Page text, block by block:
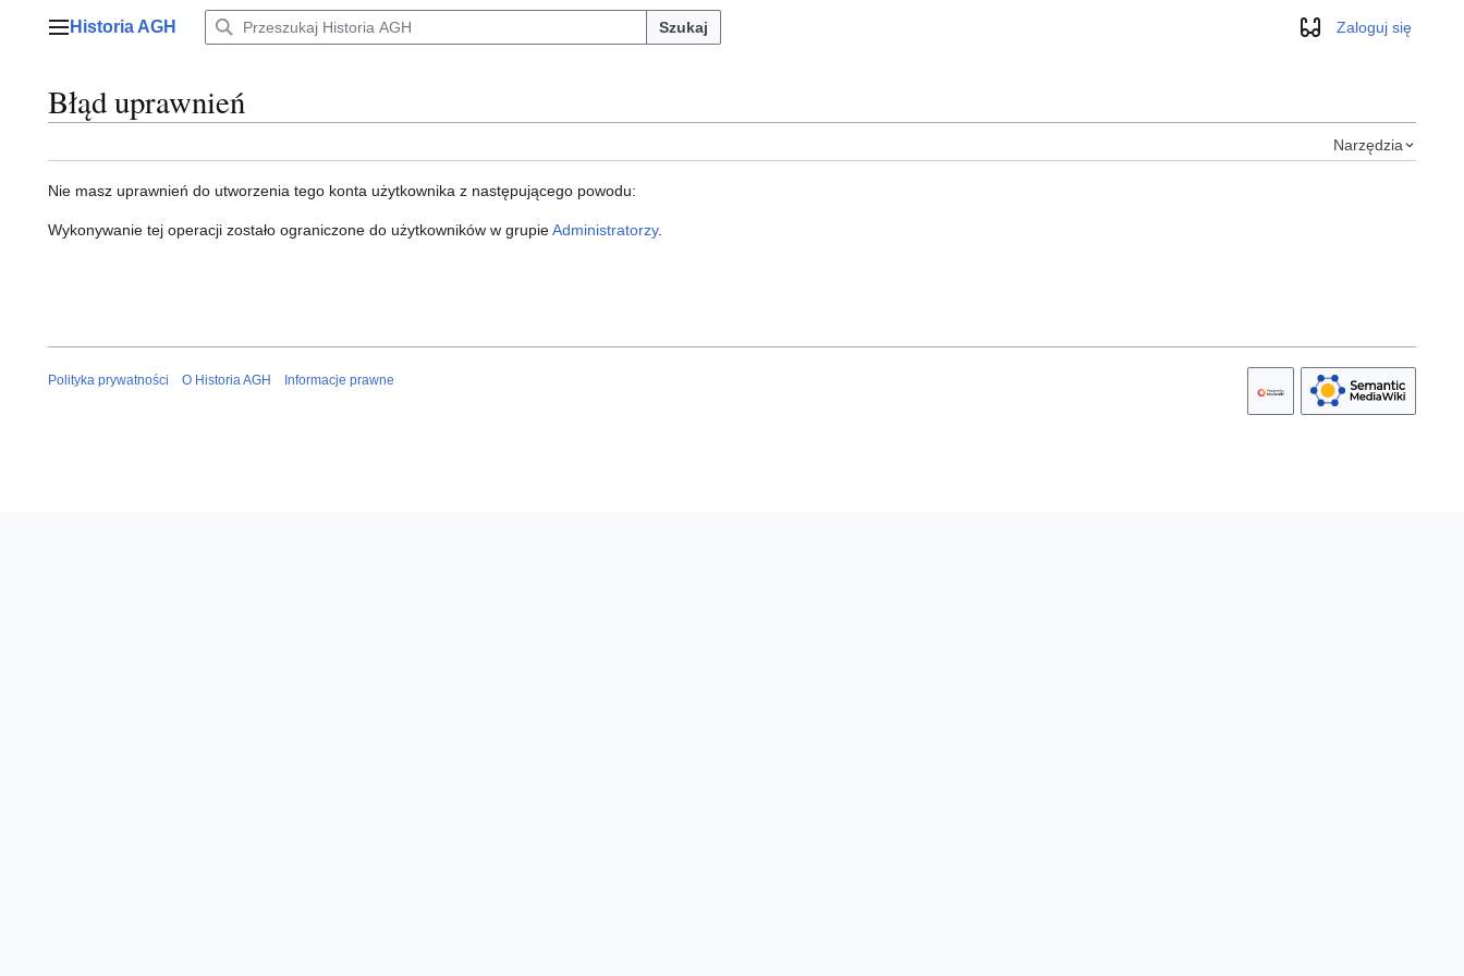
Menu główne
Historia AGH Szukaj WyglądZaloguj się
Błąd uprawnień
Narzędzia
Nie masz uprawnień do utworzenia tego konta użytkownika z następującego powodu:
Wykonywanie tej operacji zostało ograniczone do użytkowników w grupieAdministratorzy.
Polityka prywatności O Historia AGH Informacje prawne